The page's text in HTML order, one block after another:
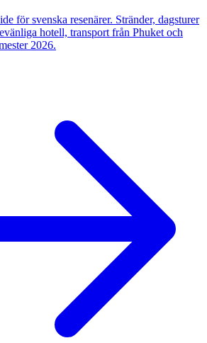
för svenska resenärer. Stränder, dagsturer
hotell, transport från Phuket och
2026.